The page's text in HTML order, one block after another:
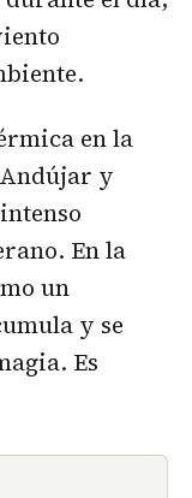
en la
y
En la
un
y se
Es